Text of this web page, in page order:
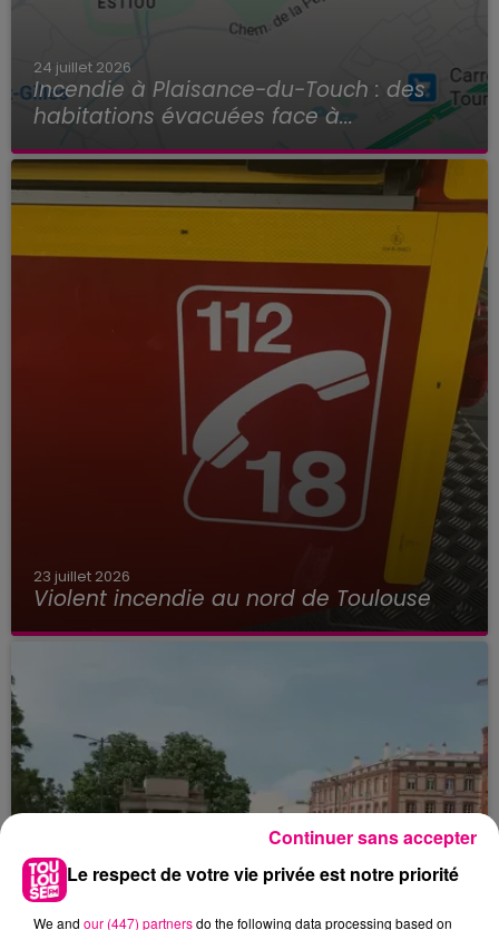
24 juillet 2026
Incendie à Plaisance-du-Touch : des
habitations évacuées face à...
23 juillet 2026
Violent incendie au nord de Toulouse
Le respect de votre vie privée est notre priorité
We and our (447) partnersdo the following data processing based on
Continuer sans accepter